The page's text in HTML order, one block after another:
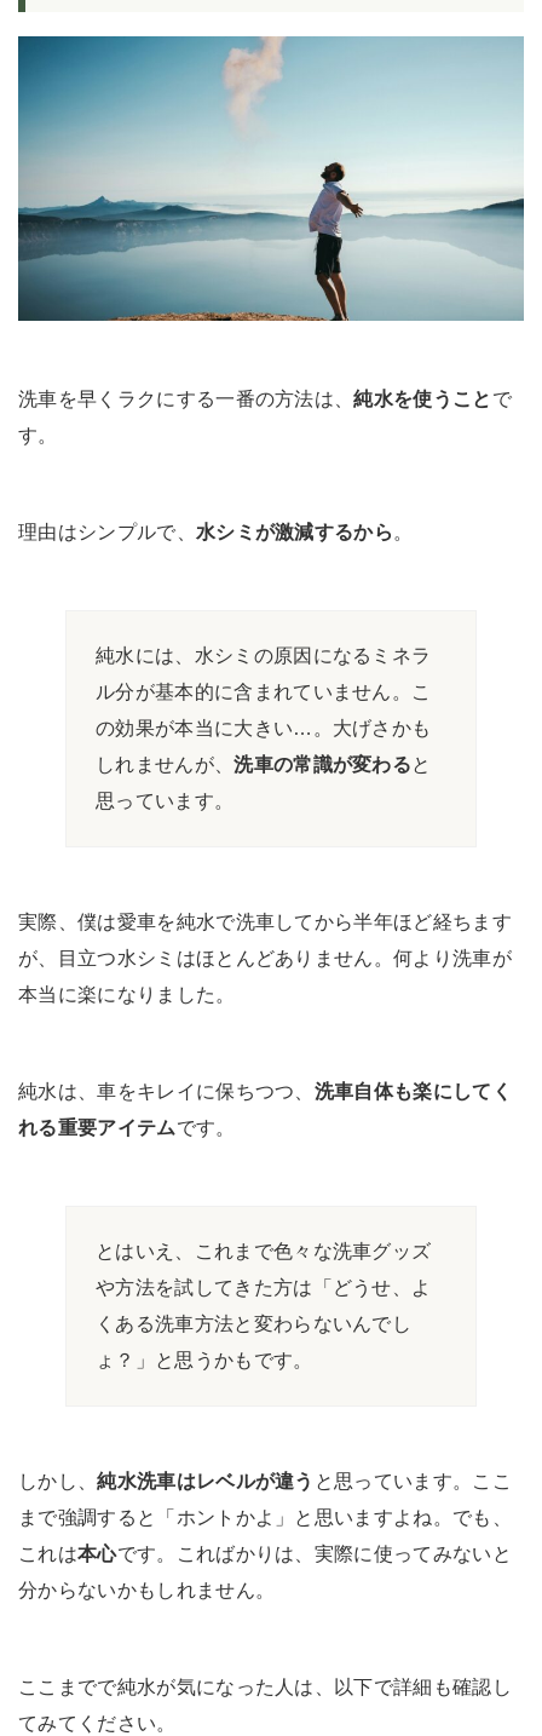
洗車を早くラクにする一番の方法は、純水を使うこと で
す。
理由はシンプルで、 水シミが激減するから 。
純水には、水シミの原因になるミネラ
ル分が基本的に含まれていません。こ
の効果が本当に大きい…。大げさかも
しれませんが、洗車の常識が変わると
思っています。
実際、僕は愛車を純水で洗車してから半年ほど経ちます
が、目立つ水シミはほとんどありません。何より洗車が
本当に楽になりました。
純水は、車をキレイに保ちつつ、 洗車自体も楽にしてく
れる重要アイテムです。
とはいえ、これまで色々な洗車グッズ
や方法を試してきた方は「どうせ、よ
くある洗車方法と変わらないんでし
ょ？」と思うかもです。
しかし、純水洗車はレベルが違う と思っています。ここ
まで強調すると「ホントかよ」と思いますよね。でも、
これは本心です。こればかりは、実際に使ってみないと
分からないかもしれません。
ここまでで純水が気になった人は、以下で詳細も確認し
てみてください。